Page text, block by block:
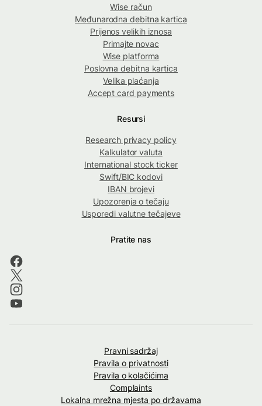
Wise račun
Međunarodna debitna kartica
Prijenos velikih iznosa
Primajte novac
Wise platforma
Poslovna debitna kartica
Velika plaćanja
Accept card payments
Resursi
Research privacy policy
Kalkulator valuta
International stock ticker
Swift/BIC kodovi
IBAN brojevi
Upozorenja o tečaju
Usporedi valutne tečajeve
Pratite nas
Pravni sadržaj
Pravila o privatnosti
Pravila o kolačićima
Complaints
Lokalna mrežna mjesta po državama